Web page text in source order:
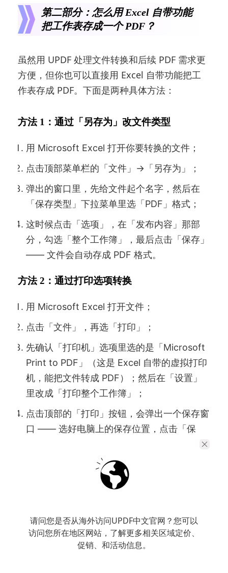
请问您是否从海外访问UPDF中文官网？您可以
访问您所在地区网站，了解更多相关区域定价、
促销、和活动信息。
第二部分：怎么用 Excel 自带功能
把工作表存成一个 PDF？
虽然用 UPDF 处理文件转换和后续 PDF 需求更
方便，但你也可以直接用 Excel 自带功能把工
作表存成 PDF。下面是两种具体方法：
方法 1：通过「另存为」改文件类型
用 Microsoft Excel 打开你要转换的文件；
点击顶部菜单栏的「文件」→「另存为」；
弹出的窗口里，先给文件起个名字，然后在
「保存类型」下拉菜单里选「PDF」格式；
这时候点击「选项」，在「发布内容」那部
分，勾选「整个工作簿」，最后点击「保存」
—— 文件会自动存成 PDF 格式。
方法 2：通过打印选项转换
用 Microsoft Excel 打开文件；
点击「文件」，再选「打印」；
先确认「打印机」选项里选的是「Microsoft
Print to PDF」（这是 Excel 自带的虚拟打印
机，能把文件转成 PDF）；然后在「设置」
里改成「打印整个工作簿」；
点击顶部的「打印」按钮，会弹出一个保存窗
口 —— 选好电脑上的保存位置，点击「保